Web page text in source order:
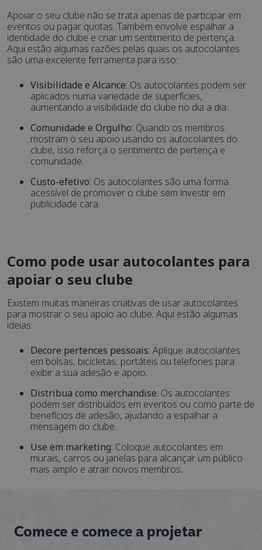
Apoiar o seu clube não se trata apenas de participar em
eventos ou pagar quotas. Também envolve espalhar a
identidade do clube e criar um sentimento de pertença.
Aqui estão algumas razões pelas quais os autocolantes
são uma excelente ferramenta para isso:
Visibilidade e Alcance: Os autocolantes podem ser
aplicados numa variedade de superfícies,
aumentando a visibilidade do clube no dia a dia.
Comunidade e Orgulho: Quando os membros
mostram o seu apoio usando os autocolantes do
clube, isso reforça o sentimento de pertença e
comunidade.
Custo-efetivo: Os autocolantes são uma forma
acessível de promover o clube sem investir em
publicidade cara.
Como pode usar autocolantes para
apoiar o seu clube
Existem muitas maneiras criativas de usar autocolantes
para mostrar o seu apoio ao clube. Aqui estão algumas
ideias:
Decore pertences pessoais: Aplique autocolantes
em bolsas, bicicletas, portáteis ou telefones para
exibir a sua adesão e apoio.
Distribua como merchandise: Os autocolantes
podem ser distribuídos em eventos ou como parte de
benefícios de adesão, ajudando a espalhar a
mensagem do clube.
Use em marketing: Coloque autocolantes em
murais, carros ou janelas para alcançar um público
mais amplo e atrair novos membros.
Comece e comece a projetar